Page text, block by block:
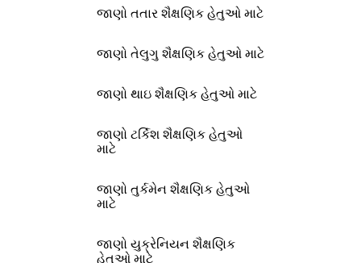
જાણો તતાર શૈક્ષણિક હેતુઓ માટે
જાણો તેલુગુ શૈક્ષણિક હેતુઓ માટે
જાણો થાઇ શૈક્ષણિક હેતુઓ માટે
જાણો ટર્કિશ શૈક્ષણિક હેતુઓ
માટે
જાણો તુર્કમેન શૈક્ષણિક હેતુઓ
માટે
જાણો યુક્રેનિયન શૈક્ષણિક
હેતુઓ માટે